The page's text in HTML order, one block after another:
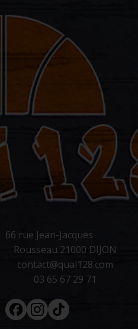
66 rue Jean-Jacques
Rousseau 21000 DIJON
contact@quai128.com
03 65 67 29 71
FacebookInstagram
Tiktok